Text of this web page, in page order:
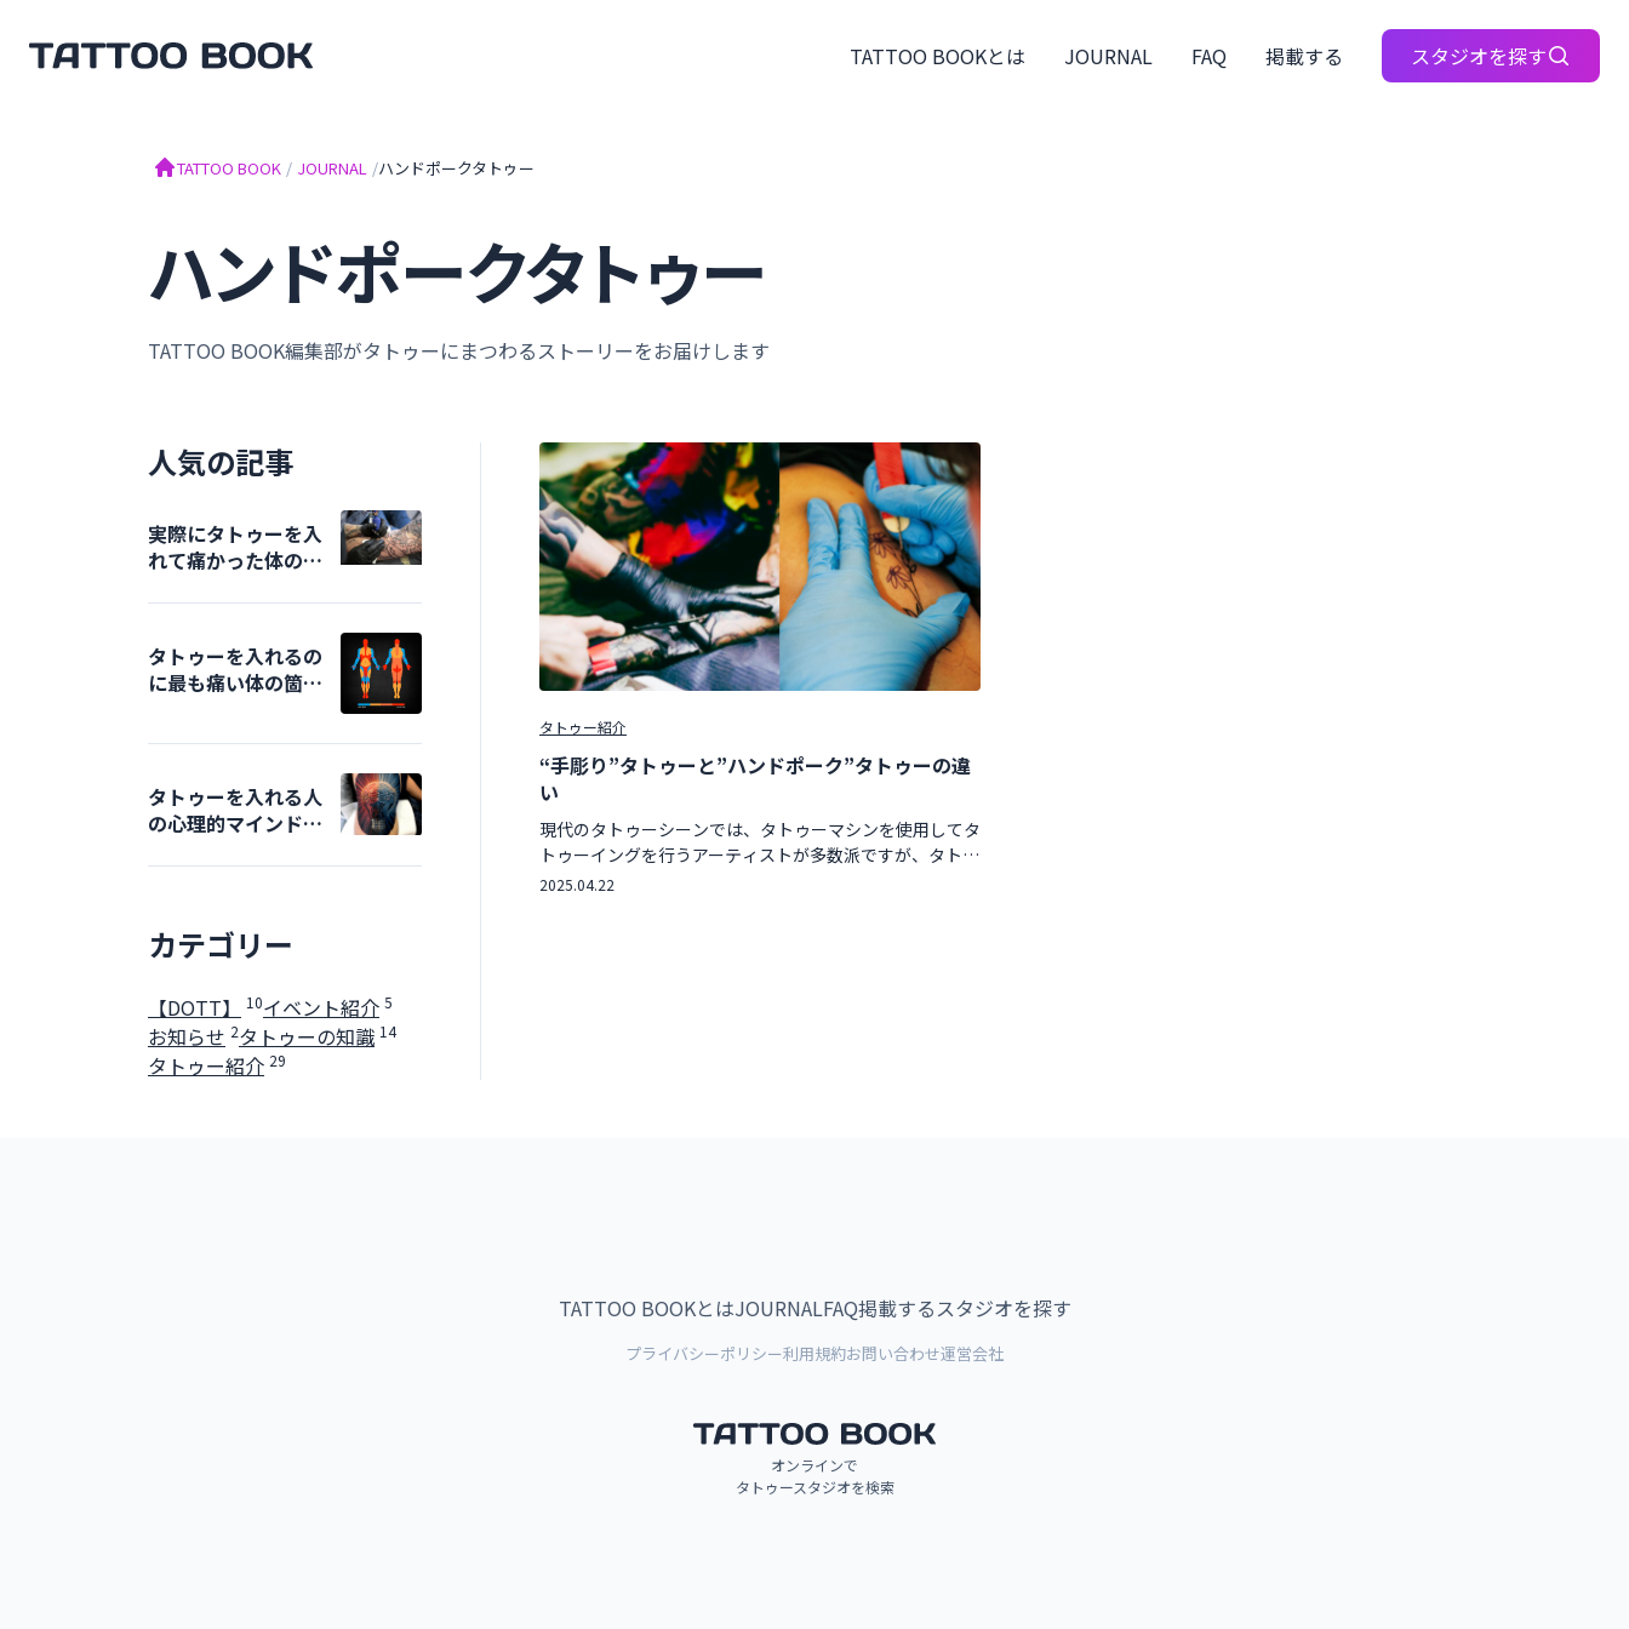
TATTOO BOOKとは JOURNAL FAQ 掲載する スタジオを探す
TATTOO BOOK / JOURNAL /ハンドポークタトゥー
ハンドポークタトゥー
TATTOO BOOK編集部がタトゥーにまつわるストーリーをお届けします
タトゥー紹介
“手彫り”タトゥーと”ハンドポーク”タトゥーの違
い
現代のタトゥーシーンでは、タトゥーマシンを使用してタ
トゥーイングを行うアーティストが多数派ですが、タトゥ
ーマシンを使用せず、タトゥーを完成させる伝統の手彫り
2025.04.22
人気の記事
実際にタトゥーを入
れて痛かった体の箇
タトゥーを入れるの
に最も痛い体の箇所
タトゥーを入れる人
の心理的マインド
カテゴリー
【DOTT】 10イベント紹介 5
お知らせ 2タトゥーの知識 14
タトゥー紹介 29
TATTOO BOOKとはJOURNALFAQ掲載するスタジオを探す
プライバシーポリシー利用規約お問い合わせ運営会社
オンラインで
タトゥースタジオを検索